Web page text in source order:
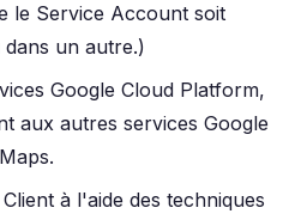
le Service Account soit
un autre.)
Google Cloud Platform,
aux autres services Google
à l'aide des techniques